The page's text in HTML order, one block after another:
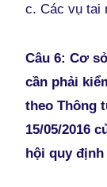
c. Các vụ tai
Câu 6: Cơ
cần phải
theo Thông
15/05/2016
hội quy định